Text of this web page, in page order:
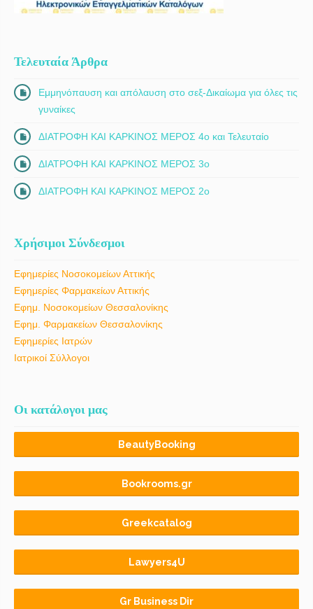
Τελευταία Άρθρα
Εμμηνόπαυση και απόλαυση στο σεξ-Δικαίωμα για όλες τις
γυναίκες
ΔΙΑΤΡΟΦΗ ΚΑΙ ΚΑΡΚΙΝΟΣ ΜΕΡΟΣ 4ο και Τελευταίο
ΔΙΑΤΡΟΦΗ ΚΑΙ ΚΑΡΚΙΝΟΣ ΜΕΡΟΣ 3ο
ΔΙΑΤΡΟΦΗ ΚΑΙ ΚΑΡΚΙΝΟΣ ΜΕΡΟΣ 2ο
Χρήσιμοι Σύνδεσμοι
Εφημερίες Νοσοκομείων Αττικής
Εφημερίες Φαρμακείων Αττικής
Εφημ. Νοσοκομείων Θεσσαλονίκης
Εφημ. Φαρμακείων Θεσσαλονίκης
Εφημερίες Ιατρών
Ιατρικοί Σύλλογοι
Οι κατάλογοι μας
BeautyBooking
Bookrooms.gr
Greekcatalog
Lawyers4U
Gr Business Dir